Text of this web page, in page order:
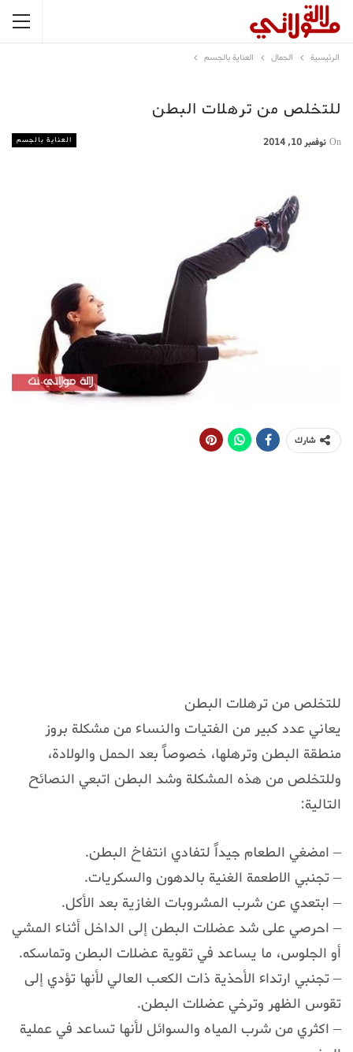
الرئيسية الجمال العناية بالجسم
للتخلص من ترهلات البطن
العناية بالجسم On نوفمبر 10, 2014
شارك
للتخلص من ترهلات البطن
يعاني عدد كبير من الفتيات والنساء من مشكلة بروز
منطقة البطن وترهلها، خصوصاً بعد الحمل والولادة،
وللتخلص من هذه المشكلة وشد البطن اتبعي النصائح
التالية:
– امضغي الطعام جيداً لتفادي انتفاخ البطن.
– تجنبي الاطعمة الغنية بالدهون والسكريات.
– ابتعدي عن شرب المشروبات الغازية بعد الأكل.
– احرصي على شد عضلات البطن إلى الداخل أثناء المشي
أو الجلوس، ما يساعد في تقوية عضلات البطن وتماسكه.
– تجنبي ارتداء الأحذية ذات الكعب العالي لأنها تؤدي إلى
تقوس الظهر وترخي عضلات البطن.
– اكثري من شرب المياه والسوائل لأنها تساعد في عملية